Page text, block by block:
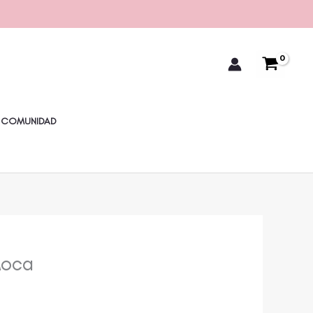
COMUNIDAD